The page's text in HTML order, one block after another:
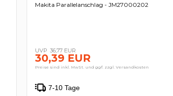
Makita Parallelanschlag - JM27000202
36,77 EUR
30,39 EUR
Preise sind inkl. MwSt. und ggf. zzgl. Versandkosten
7-10 Tage